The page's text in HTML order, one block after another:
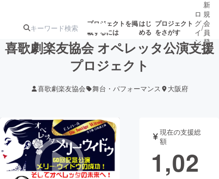
プロジェクトを掲
載するには
はじ
める
プロジェクト
をさがす
注目のリ
ターン
注目の新着プロ
ジェクト
募集終了が近いプ
ロジェクト
もうすぐ公開
されます
アート・写真 音楽
テクノロジー・ガジェット ゲーム・サ
ロ
グ
イ
ン
/
新
規
会
員
登
録
喜歌劇楽友協会 オペレッタ公演支援
プロジェクト
喜歌劇楽友協会 舞台・パフォーマンス 大阪府
現在の支援総
額
1,02